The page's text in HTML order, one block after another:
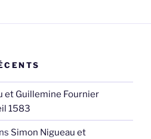
et Guillemine Fournier
1583
Simon Nigueau et